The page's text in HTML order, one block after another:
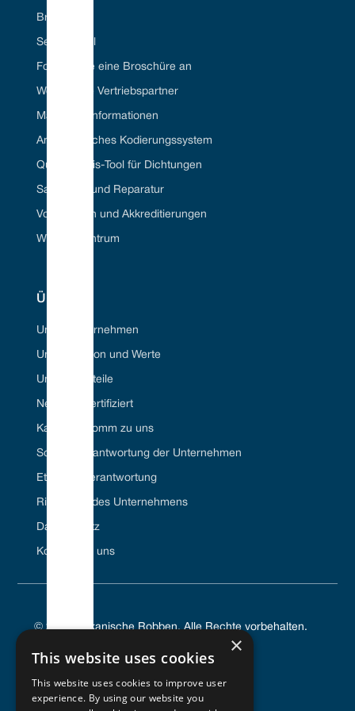
Branchen
Seal ID Tool
Fordern Sie eine Broschüre an
Werden Sie Vertriebspartner
Materielle Informationen
Amerikanisches Kodierungssystem
Querverweis-Tool für Dichtungen
Sanierung und Reparatur
Vorschriften und Akkreditierungen
Wissenszentrum
ÜBER
Unser Unternehmen
Unsere Vision und Werte
Unsere Vorteile
Net Zero-zertifiziert
Karriere//Komm zu uns
Soziale Verantwortung der Unternehmen
Ethische Verantwortung
Richtlinien des Unternehmens
Datenschutz
Kontaktiere uns
© 2024 Vulkanische Robben. Alle Rechte vorbehalten.
DATENSCHUTZRICHTLINIE
×
This website uses cookies
This website uses cookies to improve user
experience. By using our website you